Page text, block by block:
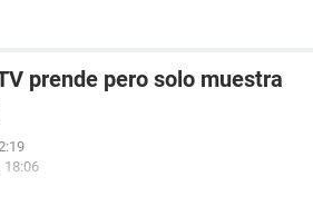
prende pero solo muestra
18:06